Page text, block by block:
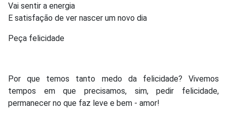
Vai sentir a energia
E satisfação de ver nascer um novo dia
Peça felicidade
Por que temos tanto medo da felicidade? Vivemos
tempos em que precisamos, sim, pedir felicidade,
permanecer no que faz leve e bem - amor!